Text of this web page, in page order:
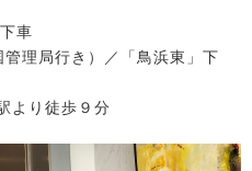
車
理局行き）／「鳥浜東」下
より徒歩９分